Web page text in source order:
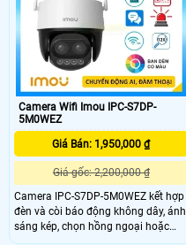
Camera Wifi Imou IPC-S7DP-
5M0WEZ
Giá Bán: 1,950,000 ₫
Giá gốc: 2,200,000 ₫
Camera IPC-S7DP-5M0WEZ kết hợp
đèn và còi báo động không dây, ánh
sáng kép, chọn hồng ngoại hoặc
đèn chiếu sáng. Chất lượng hình